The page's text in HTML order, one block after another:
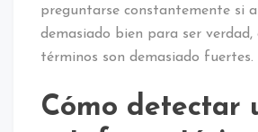
preguntarse constantemente si
demasiado bien para ser verdad,
términos son demasiado fuertes.
Cómo detectar